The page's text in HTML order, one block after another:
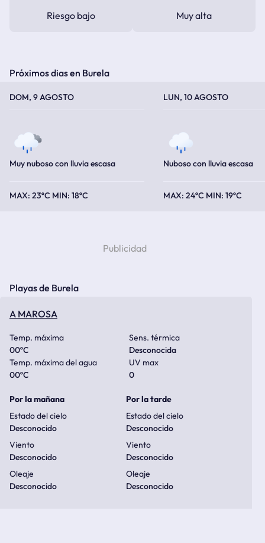
Riesgo bajo Muy alta
Próximos dias en Burela
DOM, 9 AGOSTO
Muy nuboso con lluvia escasa
23ºC 18ºC
LUN, 10 AGOSTO
Nuboso con lluvia escasa
24ºC 19ºC
Playas de Burela
A MAROSA
Temp. máxima
00ºC
Sens. térmica
Desconocida
Temp. máxima del agua
00ºC
UV max
0
Por la mañana
Estado del cielo
Desconocido
Viento
Desconocido
Oleaje
Desconocido
Por la tarde
Estado del cielo
Desconocido
Viento
Desconocido
Oleaje
Desconocido